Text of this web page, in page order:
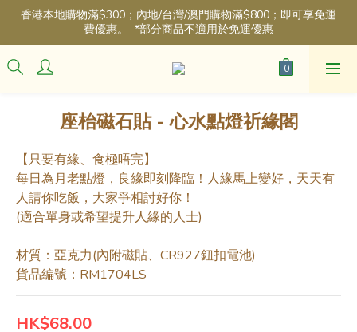
香港本地購物滿$300；內地/台灣/澳門購物滿$800；即可享免運
費優惠。  *部分商品不適用於免運優惠
座枱磁石貼 - 心水點燈祈緣閣
【只要有緣、食極唔完】
每日為月老點燈，良緣即刻降臨！人緣馬上變好，天天有
人請你吃飯，大家爭相討好你！
(適合單身或希望提升人緣的人士)
材質：亞克力(內附磁貼、CR927鈕扣電池)
貨品編號：RM1704LS
HK$68.00